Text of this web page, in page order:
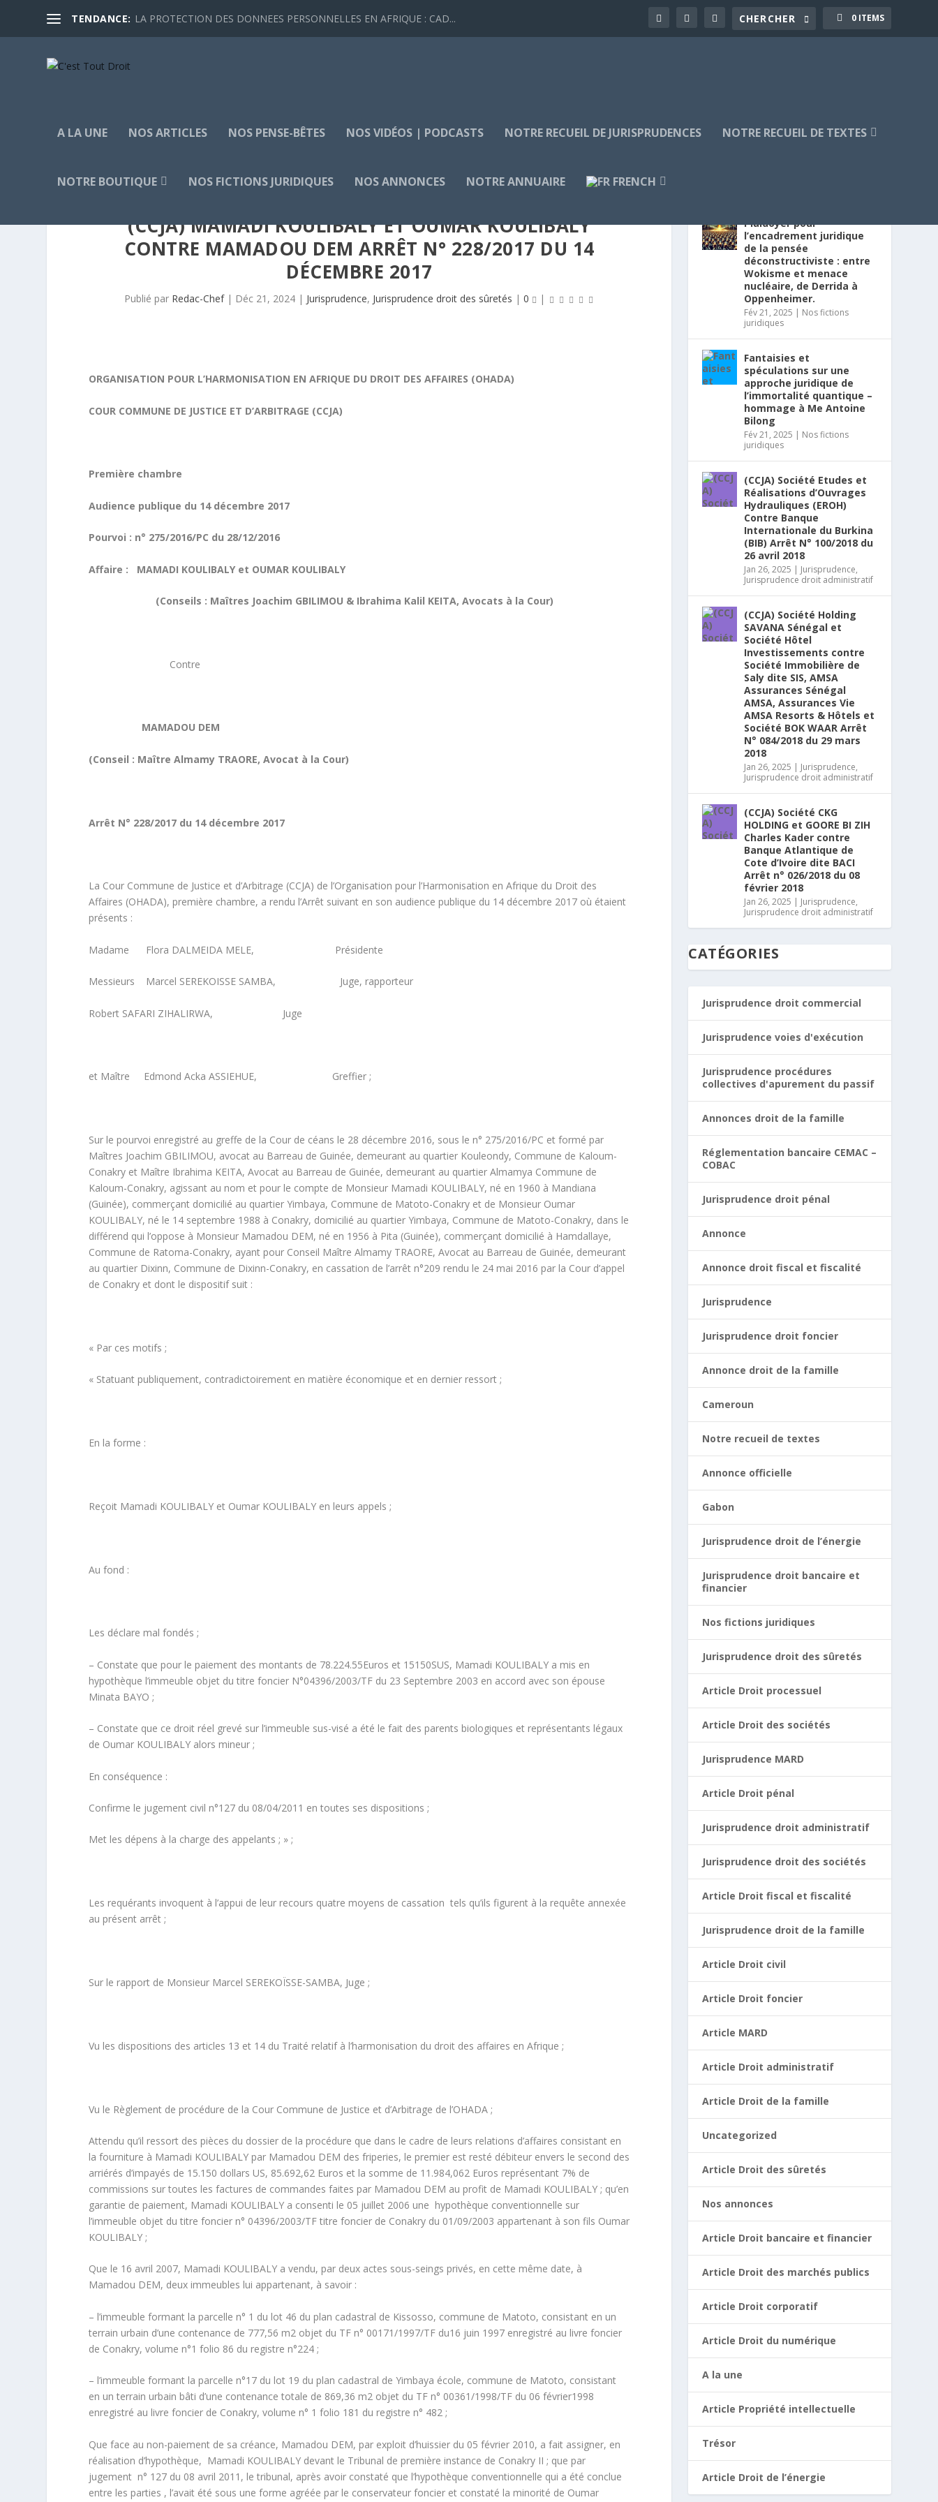
TENDANCE: LA PROTECTION DES DONNEES PERSONNELLES EN AFRIQUE : CAD... 0 ITEMS
A LA UNE NOS ARTICLES NOS PENSE-BÊTES NOS VIDÉOS | PODCASTS NOTRE RECUEIL DE JURISPRUDENCES NOTRE RECUEIL DE TEXTES
NOTRE BOUTIQUE NOS FICTIONS JURIDIQUES NOS ANNONCES NOTRE ANNUAIRE FRENCH
(CCJA) MAMADI KOULIBALY ET OUMAR KOULIBALY
CONTRE MAMADOU DEM ARRÊT N° 228/2017 DU 14
DÉCEMBRE 2017
Publié par Redac-Chef| Déc 21, 2024 | Jurisprudence, Jurisprudence droit des sûretés |0 |
ORGANISATION POUR L’HARMONISATION EN AFRIQUE DU DROIT DES AFFAIRES (OHADA)
COUR COMMUNE DE JUSTICE ET D’ARBITRAGE (CCJA)
Première chambre
Audience publique du 14 décembre 2017
Pourvoi : n° 275/2016/PC du 28/12/2016
Affaire : MAMADI KOULIBALY et OUMAR KOULIBALY
(Conseils : Maîtres Joachim GBILIMOU & Ibrahima Kalil KEITA, Avocats à la Cour)
Contre
MAMADOU DEM
(Conseil : Maître Almamy TRAORE, Avocat à la Cour)
Arrêt N° 228/2017 du 14 décembre 2017
La Cour Commune de Justice et d’Arbitrage (CCJA) de l’Organisation pour l’Harmonisation en Afrique du Droit des
Affaires (OHADA), première chambre, a rendu l’Arrêt suivant en son audience publique du 14 décembre 2017 où étaient
présents :
Madame Flora DALMEIDA MELE, Présidente
Messieurs Marcel SEREKOISSE SAMBA, Juge, rapporteur
Robert SAFARI ZIHALIRWA, Juge
et Maître Edmond Acka ASSIEHUE, Greffier ;
Sur le pourvoi enregistré au greffe de la Cour de céans le 28 décembre 2016, sous le n° 275/2016/PC et formé par
Maîtres Joachim GBILIMOU, avocat au Barreau de Guinée, demeurant au quartier Kouleondy, Commune de Kaloum-
Conakry et Maître Ibrahima KEITA, Avocat au Barreau de Guinée, demeurant au quartier Almamya Commune de
Kaloum-Conakry, agissant au nom et pour le compte de Monsieur Mamadi KOULIBALY, né en 1960 à Mandiana
(Guinée), commerçant domicilié au quartier Yimbaya, Commune de Matoto-Conakry et de Monsieur Oumar
KOULIBALY, né le 14 septembre 1988 à Conakry, domicilié au quartier Yimbaya, Commune de Matoto-Conakry, dans le
différend qui l’oppose à Monsieur Mamadou DEM, né en 1956 à Pita (Guinée), commerçant domicilié à Hamdallaye,
Commune de Ratoma-Conakry, ayant pour Conseil Maître Almamy TRAORE, Avocat au Barreau de Guinée, demeurant
au quartier Dixinn, Commune de Dixinn-Conakry, en cassation de l’arrêt n°209 rendu le 24 mai 2016 par la Cour d’appel
de Conakry et dont le dispositif suit :
« Par ces motifs ;
« Statuant publiquement, contradictoirement en matière économique et en dernier ressort ;
En la forme :
Reçoit Mamadi KOULIBALY et Oumar KOULIBALY en leurs appels ;
Au fond :
Les déclare mal fondés ;
– Constate que pour le paiement des montants de 78.224.55Euros et 15150SUS, Mamadi KOULIBALY a mis en
hypothèque l’immeuble objet du titre foncier N°04396/2003/TF du 23 Septembre 2003 en accord avec son épouse
Minata BAYO ;
– Constate que ce droit réel grevé sur l’immeuble sus-visé a été le fait des parents biologiques et représentants légaux
de Oumar KOULIBALY alors mineur ;
En conséquence :
Confirme le jugement civil n°127 du 08/04/2011 en toutes ses dispositions ;
Met les dépens à la charge des appelants ; » ;
Les requérants invoquent à l’appui de leur recours quatre moyens de cassation tels qu’ils figurent à la requête annexée
au présent arrêt ;
Sur le rapport de Monsieur Marcel SEREKOÏSSE-SAMBA, Juge ;
Vu les dispositions des articles 13 et 14 du Traité relatif à l’harmonisation du droit des affaires en Afrique ;
Vu le Règlement de procédure de la Cour Commune de Justice et d’Arbitrage de l’OHADA ;
Attendu qu’il ressort des pièces du dossier de la procédure que dans le cadre de leurs relations d’affaires consistant en
la fourniture à Mamadi KOULIBALY par Mamadou DEM des friperies, le premier est resté débiteur envers le second des
arriérés d’impayés de 15.150 dollars US, 85.692,62 Euros et la somme de 11.984,062 Euros représentant 7% de
commissions sur toutes les factures de commandes faites par Mamadou DEM au profit de Mamadi KOULIBALY ; qu’en
garantie de paiement, Mamadi KOULIBALY a consenti le 05 juillet 2006 une hypothèque conventionnelle sur
l’immeuble objet du titre foncier n° 04396/2003/TF titre foncier de Conakry du 01/09/2003 appartenant à son fils Oumar
KOULIBALY ;
Que le 16 avril 2007, Mamadi KOULIBALY a vendu, par deux actes sous-seings privés, en cette même date, à
Mamadou DEM, deux immeubles lui appartenant, à savoir :
– l’immeuble formant la parcelle n° 1 du lot 46 du plan cadastral de Kissosso, commune de Matoto, consistant en un
terrain urbain d’une contenance de 777,56 m2 objet du TF n° 00171/1997/TF du16 juin 1997 enregistré au livre foncier
de Conakry, volume n°1 folio 86 du registre n°224 ;
– l’immeuble formant la parcelle n°17 du lot 19 du plan cadastral de Yimbaya école, commune de Matoto, consistant
en un terrain urbain bâti d’une contenance totale de 869,36 m2 objet du TF n° 00361/1998/TF du 06 février1998
enregistré au livre foncier de Conakry, volume n° 1 folio 181 du registre n° 482 ;
Que face au non-paiement de sa créance, Mamadou DEM, par exploit d’huissier du 05 février 2010, a fait assigner, en
réalisation d’hypothèque, Mamadi KOULIBALY devant le Tribunal de première instance de Conakry II ; que par
jugement n° 127 du 08 avril 2011, le tribunal, après avoir constaté que l’hypothèque conventionnelle qui a été conclue
entre les parties , l’avait été sous une forme agréée par le conservateur foncier et constaté la minorité de Oumar
Plaidoyer pour
l’encadrement juridique
de la pensée
déconstructiviste : entre
Wokisme et menace
nucléaire, de Derrida à
Oppenheimer.
Fév 21, 2025 | Nos fictions
juridiques
Fantaisies et
spéculations sur une
approche juridique de
l’immortalité quantique –
hommage à Me Antoine
Bilong
Fév 21, 2025 | Nos fictions
juridiques
(CCJA) Société Etudes et
Réalisations d’Ouvrages
Hydrauliques (EROH)
Contre Banque
Internationale du Burkina
(BIB) Arrêt N° 100/2018 du
26 avril 2018
Jan 26, 2025 | Jurisprudence,
Jurisprudence droit administratif
(CCJA) Société Holding
SAVANA Sénégal et
Société Hôtel
Investissements contre
Société Immobilière de
Saly dite SIS, AMSA
Assurances Sénégal
AMSA, Assurances Vie
AMSA Resorts & Hôtels et
Société BOK WAAR Arrêt
N° 084/2018 du 29 mars
2018
Jan 26, 2025 | Jurisprudence,
Jurisprudence droit administratif
(CCJA) Société CKG
HOLDING et GOORE BI ZIH
Charles Kader contre
Banque Atlantique de
Cote d’Ivoire dite BACI
Arrêt n° 026/2018 du 08
février 2018
Jan 26, 2025 | Jurisprudence,
Jurisprudence droit administratif
CATÉGORIES
Jurisprudence droit commercial
Jurisprudence voies d'exécution
Jurisprudence procédures
collectives d'apurement du passif
Annonces droit de la famille
Réglementation bancaire CEMAC –
COBAC
Jurisprudence droit pénal
Annonce
Annonce droit fiscal et fiscalité
Jurisprudence
Jurisprudence droit foncier
Annonce droit de la famille
Cameroun
Notre recueil de textes
Annonce officielle
Gabon
Jurisprudence droit de l’énergie
Jurisprudence droit bancaire et
financier
Nos fictions juridiques
Jurisprudence droit des sûretés
Article Droit processuel
Article Droit des sociétés
Jurisprudence MARD
Article Droit pénal
Jurisprudence droit administratif
Jurisprudence droit des sociétés
Article Droit fiscal et fiscalité
Jurisprudence droit de la famille
Article Droit civil
Article Droit foncier
Article MARD
Article Droit administratif
Article Droit de la famille
Uncategorized
Article Droit des sûretés
Nos annonces
Article Droit bancaire et financier
Article Droit des marchés publics
Article Droit corporatif
Article Droit du numérique
A la une
Article Propriété intellectuelle
Trésor
Article Droit de l’énergie